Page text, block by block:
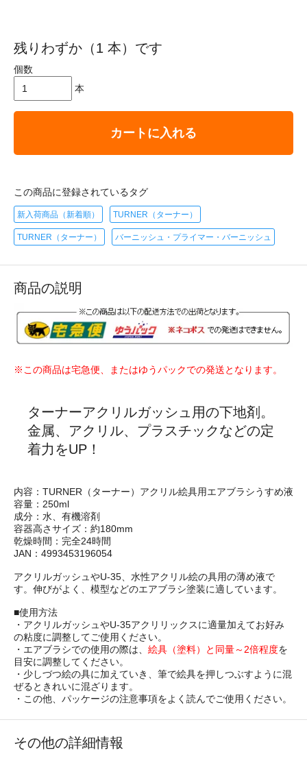
残りわずか（1 本）です
個数
本
カートに入れる
この商品に登録されているタグ
新入荷商品（新着順） TURNER（ターナー）
TURNER（ターナー） バーニッシュ・プライマー・バーニッシュ
商品の説明
※この商品は宅急便、またはゆうパックでの発送となります。
ターナーアクリルガッシュ用の下地剤。
金属、アクリル、プラスチックなどの定
着力をUP！
内容：TURNER（ターナー）アクリル絵具用エアブラシうすめ液
容量：250ml
成分：水、有機溶剤
容器高さサイズ：約180mm
乾燥時間：完全24時間
JAN：4993453196054
アクリルガッシュやU-35、水性アクリル絵の具用の薄め液で
す。伸びがよく、模型などのエアブラシ塗装に適しています。
■使用方法
・アクリルガッシュやU-35アクリリックスに適量加えてお好み
の粘度に調整してご使用ください。
・エアブラシでの使用の際は、 絵具（塗料）と同量～2倍程度を
目安に調整してください。
・少しづつ絵の具に加えていき、筆で絵具を押しつぶすように混
ぜるときれいに混ざります。
・この他、パッケージの注意事項をよく読んでご使用ください。
その他の詳細情報